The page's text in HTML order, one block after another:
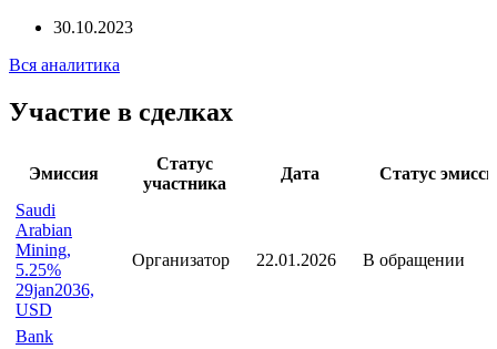
30.10.2023
Вся аналитика
Участие в сделках
Эмиссия
Статус
участника
Дата
Статус
Saudi
Arabian
Mining,
5.25%
29jan2036,
USD
Организатор 22.01.2026 В обращении
Bank